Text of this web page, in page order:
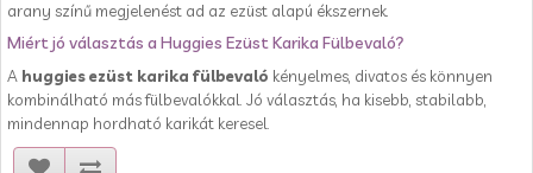
arany színű megjelenést ad az ezüst alapú ékszernek.
Miért jó választás a Huggies Ezüst Karika Fülbevaló?
A huggies ezüst karika fülbevaló kényelmes, divatos és könnyen
kombinálható más fülbevalókkal. Jó választás, ha kisebb, stabilabb,
mindennap hordható karikát keresel.